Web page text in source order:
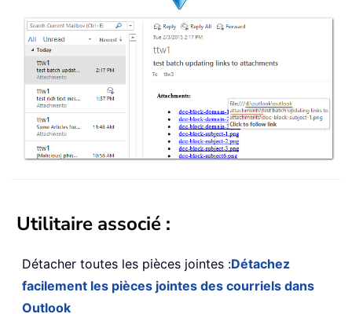
Utilitaire associé :
Détacher toutes les pièces jointes :Détachez
facilement les pièces jointes des courriels dans
Outlook